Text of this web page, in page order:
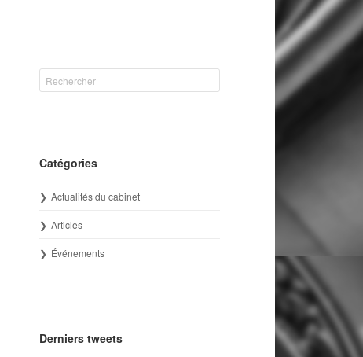
Catégories
Actualités du cabinet
Articles
Événements
Derniers tweets